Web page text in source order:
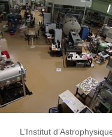
L’Institut